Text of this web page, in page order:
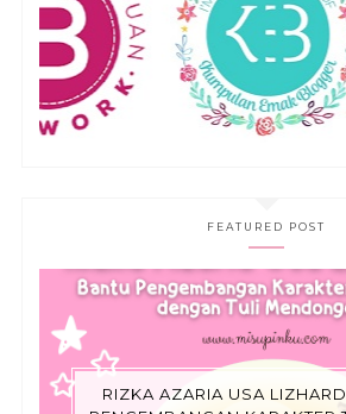
FEATURED POST
RIZKA AZARIA USA